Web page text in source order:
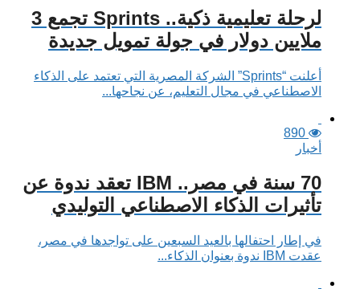
لرحلة تعليمية ذكية.. Sprints تجمع 3
ملايين دولار في جولة تمويل جديدة
أعلنت “Sprints” الشركة المصرية التي تعتمد على الذكاء
الاصطناعي في مجال التعليم، عن نجاحها...
890
أخبار
70 سنة في مصر.. IBM تعقد ندوة عن
تأثيرات الذكاء الاصطناعي التوليدي
في إطار احتفالها بالعيد السبعين على تواجدها في مصر،
عقدت IBM ندوة بعنوان الذكاء...